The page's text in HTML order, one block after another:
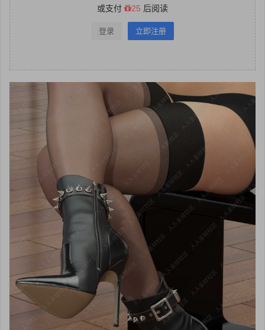
或支付 25 后阅读
登录 立即注册